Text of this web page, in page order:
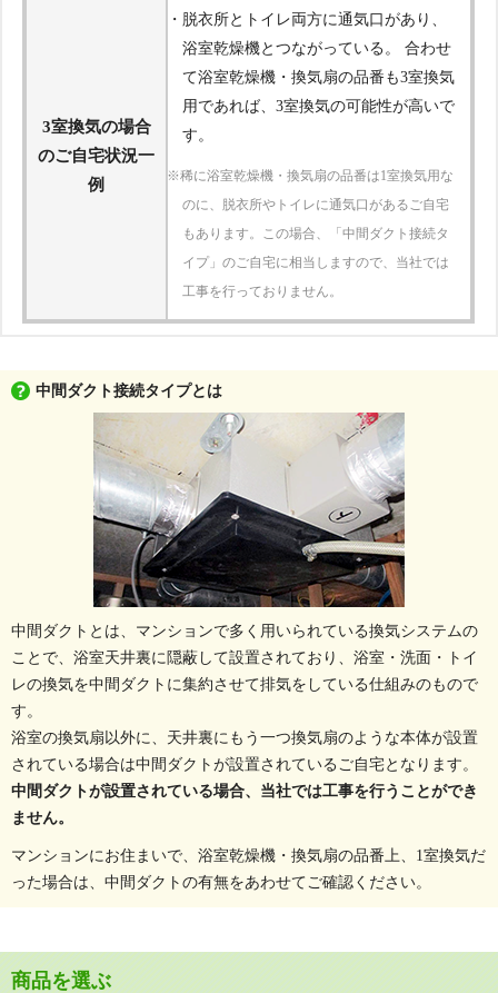
3室換気の場合
のご自宅状況一
例
・脱衣所とトイレ両方に通気口があり、
浴室乾燥機とつながっている。 合わせ
て浴室乾燥機・換気扇の品番も3室換気
用であれば、3室換気の可能性が高いで
す。
※稀に浴室乾燥機・換気扇の品番は1室換気用な
のに、脱衣所やトイレに通気口があるご自宅
もあります。この場合、「中間ダクト接続タ
イプ」のご自宅に相当しますので、当社では
工事を行っておりません。
中間ダクト接続タイプとは
中間ダクトとは、マンションで多く用いられている換気システムの
ことで、浴室天井裏に隠蔽して設置されており、浴室・洗面・トイ
レの換気を中間ダクトに集約させて排気をしている仕組みのもので
す。
浴室の換気扇以外に、天井裏にもう一つ換気扇のような本体が設置
されている場合は中間ダクトが設置されているご自宅となります。
中間ダクトが設置されている場合、当社では工事を行うことができ
ません。
マンションにお住まいで、浴室乾燥機・換気扇の品番上、1室換気だ
った場合は、中間ダクトの有無をあわせてご確認ください。
商品を選ぶ